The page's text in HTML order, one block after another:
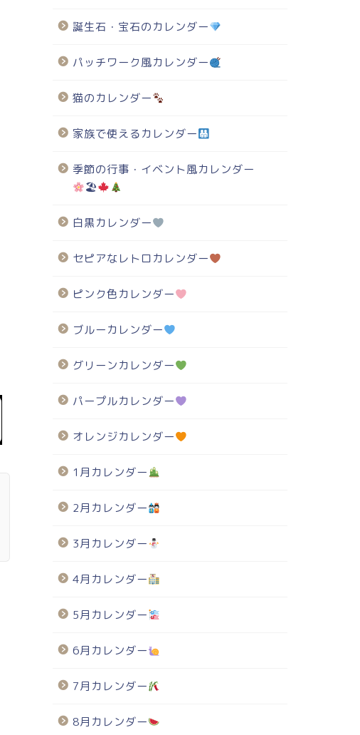
誕生石・宝石のカレンダー
パッチワーク風カレンダー
猫のカレンダー
家族で使えるカレンダー
季節の行事・イベント風カレンダー
🏖
白黒カレンダー
セピアなレトロカレンダー
ピンク色カレンダー
ブルーカレンダー
グリーンカレンダー
パープルカレンダー
オレンジカレンダー
1月カレンダー
2月カレンダー
3月カレンダー
4月カレンダー
5月カレンダー
6月カレンダー
7月カレンダー
8月カレンダー